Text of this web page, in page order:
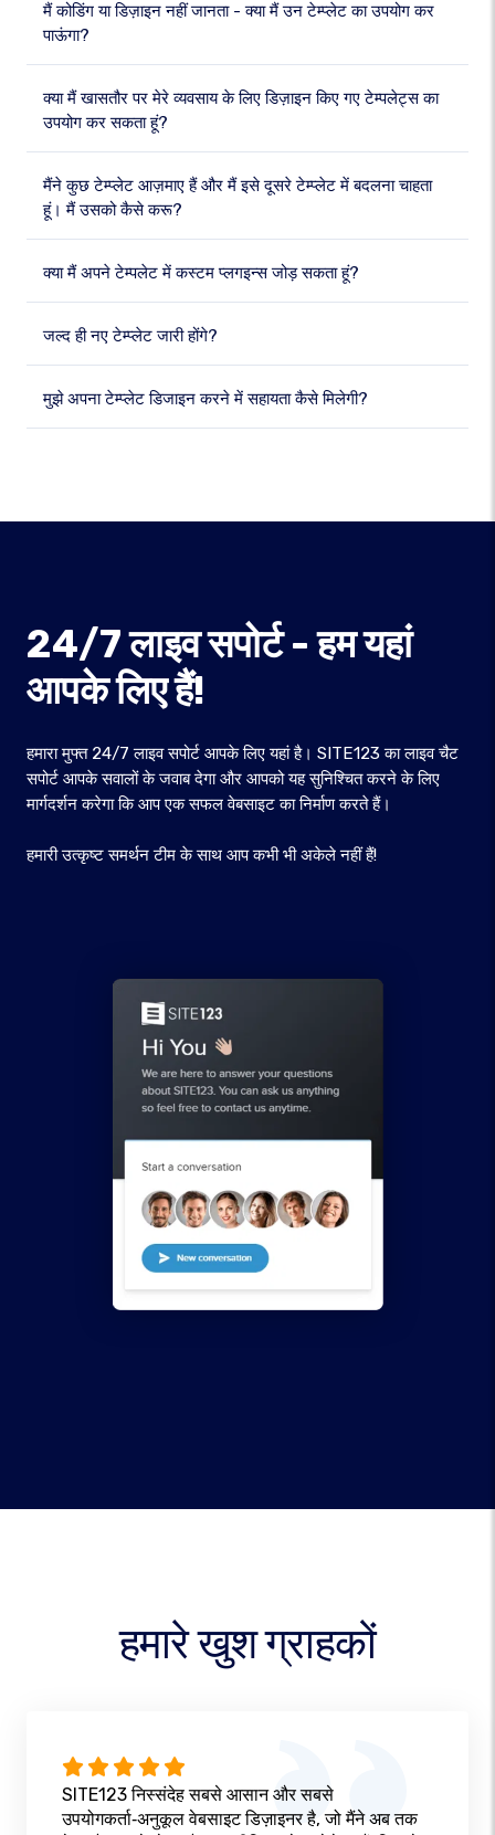
मैं कोडिंग या डिज़ाइन नहीं जानता - क्या मैं उन टेम्प्लेट का उपयोग कर
पाऊंगा?
क्या मैं खासतौर पर मेरे व्यवसाय के लिए डिज़ाइन किए गए टेम्पलेट्स का
उपयोग कर सकता हूं?
मैंने कुछ टेम्प्लेट आज़माए हैं और मैं इसे दूसरे टेम्प्लेट में बदलना चाहता
हूं। मैं उसको कैसे करू?
क्या मैं अपने टेम्पलेट में कस्टम प्लगइन्स जोड़ सकता हूं?
जल्द ही नए टेम्प्लेट जारी होंगे?
मुझे अपना टेम्प्लेट डिजाइन करने में सहायता कैसे मिलेगी?
24/7 लाइव सपोर्ट - हम यहां
आपके लिए हैं!
हमारा मुफ्त 24/7 लाइव सपोर्ट आपके लिए यहां है। SITE123 का लाइव चैट
सपोर्ट आपके सवालों के जवाब देगा और आपको यह सुनिश्चित करने के लिए
मार्गदर्शन करेगा कि आप एक सफल वेबसाइट का निर्माण करते हैं।
हमारी उत्कृष्ट समर्थन टीम के साथ आप कभी भी अकेले नहीं हैं!
हमारे खुश ग्राहकों
SITE123 निस्संदेह सबसे आसान और सबसे
उपयोगकर्ता‑अनुकूल वेबसाइट डिज़ाइनर है, जो मैंने अब तक